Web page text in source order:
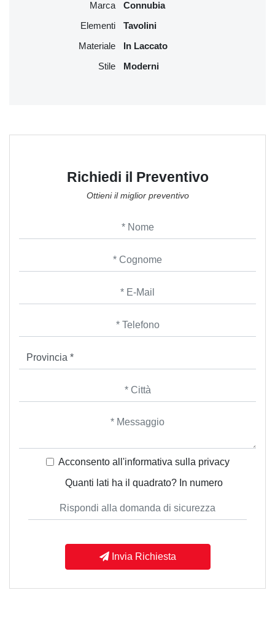
Richiedi il Preventivo
Ottieni il miglior preventivo
Acconsento all'informativa sulla privacy
Quanti lati ha il quadrato? In numero
Invia Richiesta
Marca Connubia
Elementi Tavolini
Materiale In Laccato
Stile Moderni